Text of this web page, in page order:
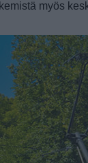
myös